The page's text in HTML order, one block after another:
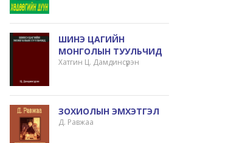
ШИНЭ ЦАГИЙН
МОНГОЛЫН ТУУЛЬЧИД
Хатгин Ц. Дамдинсүрэн
ЗОХИОЛЫН ЭМХЭТГЭЛ
Д. Равжаа